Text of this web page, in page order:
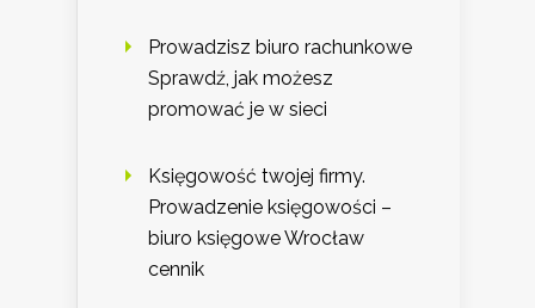
Prowadzisz biuro rachunkowe
Sprawdź, jak możesz
promować je w sieci
Księgowość twojej firmy.
Prowadzenie księgowości –
biuro księgowe Wrocław
cennik